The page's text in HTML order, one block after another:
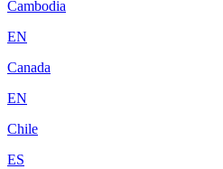
Cambodia
EN
Canada
EN
Chile
ES